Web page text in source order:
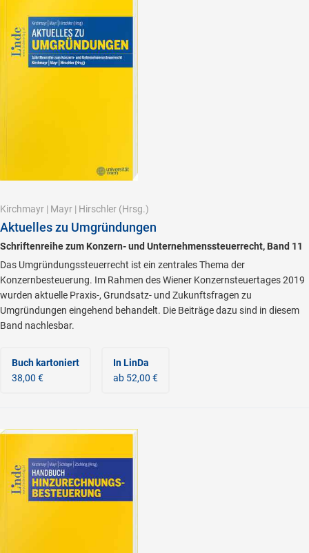
Kirchmayr | Mayr | Hirschler (Hrsg.)
Aktuelles zu Umgründungen
Schriftenreihe zum Konzern- und Unternehmenssteuerrecht, Band 11
Das Umgründungssteuerrecht ist ein zentrales Thema der
Konzernbesteuerung. Im Rahmen des Wiener Konzernsteuertages 2019
wurden aktuelle Praxis-, Grundsatz- und Zukunftsfragen zu
Umgründungen eingehend behandelt. Die Beiträge dazu sind in diesem
Band nachlesbar.
Buch kartoniert
38,00 €
In LinDa
ab 52,00 €